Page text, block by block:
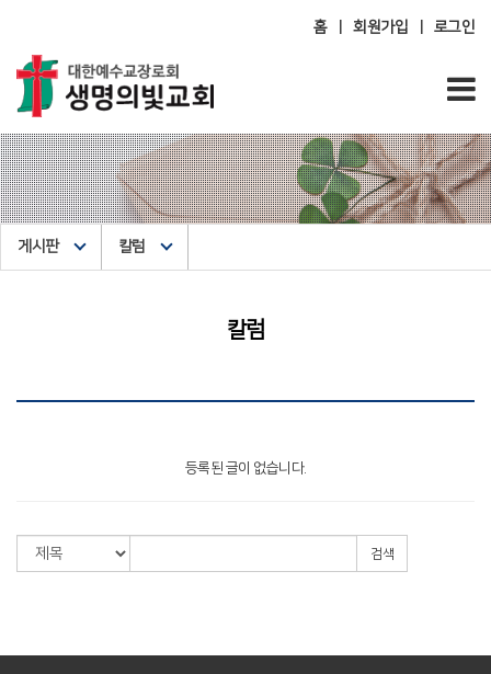
홈 회원가입 로그인
게시판 칼럼
칼럼
등록된 글이 없습니다.
검색